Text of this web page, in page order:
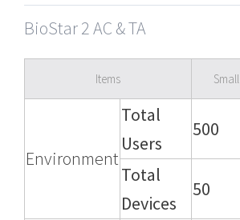
BioStar 2 AC & TA
Items Small
Environment
Total
Users
500
Total
Devices
50